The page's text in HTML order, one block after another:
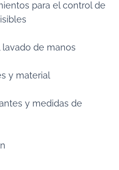
para el control de
lavado de manos
y material
y medidas de